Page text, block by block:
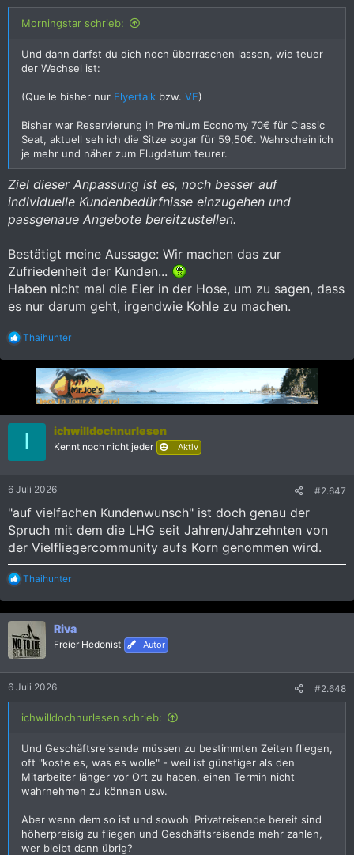
:
Morningstar schrieb:
Und dann darfst du dich noch überraschen lassen, wie teuer
der Wechsel ist:
(Quelle bisher nur Flyertalk bzw. VF)
Bisher war Reservierung in Premium Economy 70€ für Classic
Seat, aktuell seh ich die Sitze sogar für 59,50€. Wahrscheinlich
je mehr und näher zum Flugdatum teurer.
Ziel dieser Anpassung ist es, noch besser auf
individuelle Kundenbedürfnisse einzugehen und
passgenaue Angebote bereitzustellen.
Bestätigt meine Aussage: Wir machen das zur
Zufriedenheit der Kunden...
Haben nicht mal die Eier in der Hose, um zu sagen, dass
es nur darum geht, irgendwie Kohle zu machen.
R
a
n
n
:
Thaihunter
I ichwilldochnurlesen
Kennt noch nicht jeder Aktiv
6 Juli 2026 #2.647
"auf vielfachen Kundenwunsch" ist doch genau der
Spruch mit dem die LHG seit Jahren/Jahrzehnten von
der Vielfliegercommunity aufs Korn genommen wird.
R
a
k
i
o
n
:
Thaihunter
Riva
Freier Hedonist Autor
6 Juli 2026 #2.648
ichwilldochnurlesen schrieb:
Und Geschäftsreisende müssen zu bestimmten Zeiten fliegen,
oft "koste es, was es wolle" - weil ist günstiger als den
Mitarbeiter länger vor Ort zu haben, einen Termin nicht
wahrnehmen zu können usw.
Aber wenn dem so ist und sowohl Privatreisende bereit sind
höherpreisig zu fliegen und Geschäftsreisende mehr zahlen,
wer bleibt dann übrig?